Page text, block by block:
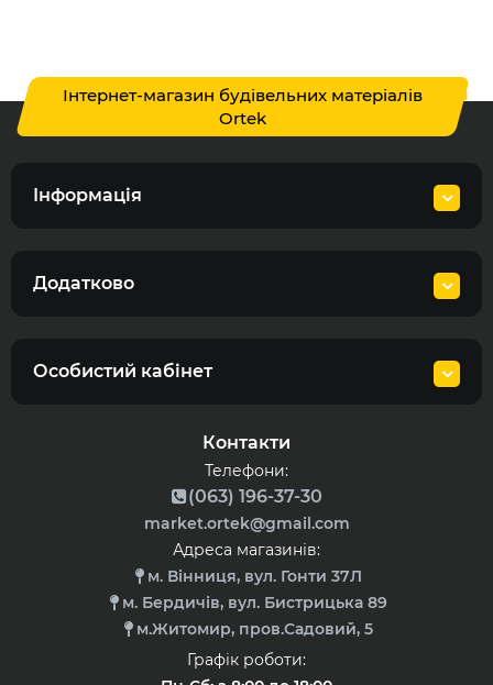
Інтернет-магазин будівельних матеріалів
Ortek
Інформація
Додатково
Особистий кабінет
Контакти
Телефони:
(063) 196-37-30
market.ortek@gmail.com
Адреса магазинів:
м. Вінниця, вул. Гонти 37Л
м. Бердичів, вул. Бистрицька 89
м.Житомир, пров.Садовий, 5
Графік роботи: